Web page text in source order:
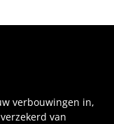
verbouwingen in,
van